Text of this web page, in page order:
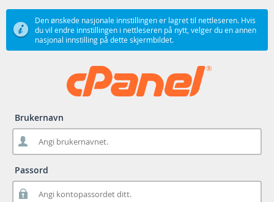
Den ønskede nasjonale innstillingen er lagret til nettleseren. Hvis
du vil endre innstillingen i nettleseren på nytt, velger du en annen
nasjonal innstilling på dette skjermbildet.
Brukernavn
Passord